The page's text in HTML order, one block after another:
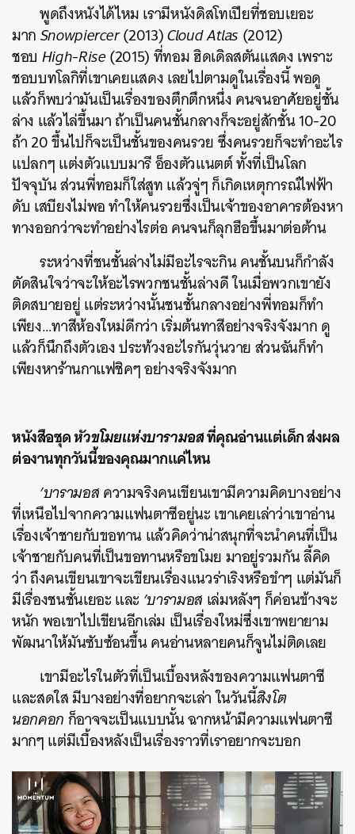
พูดถึงหนังได้ไหม เรามีหนังดิสโทเปียที่ชอบเยอะ
มากSnowpiercer(2013)Cloud Atlas (2012)
ชอบ High-Rise(2015) ที่ทอม ฮิดเดิลสตันแสดง เพราะ
ชอบบทโลกิที่เขาเคยแสดง เลยไปตามดูในเรื่องนี้ พอดู
แล้วก็พบว่ามันเป็นเรื่องของตึกตึกหนึ่ง คนจนอาศัยอยู่ชั้น
ล่าง แล้วไล่ขึ้นมา ถ้าเป็นคนชั้นกลางก็จะอยู่สักชั้น 10-20
ถ้า 20 ขึ้นไปก็จะเป็นชั้นของคนรวย ซึ่งคนรวยก็จะทำอะไร
แปลกๆ แต่งตัวแบบมารี อ็องตัวแนตต์ ทั้งที่เป็นโลก
ปัจจุบัน ส่วนพี่ทอมก็ใส่สูท แล้วจู่ๆ ก็เกิดเหตุการณ์ไฟฟ้า
ดับ เสบียงไม่พอ ทำให้คนรวยซึ่งเป็นเจ้าของอาคารต้องหา
ทางออกว่าจะทำอย่างไรต่อ คนจนก็ลุกฮือขึ้นมาต่อต้าน
ระหว่างที่ชนชั้นล่างไม่มีอะไรจะกิน คนชั้นบนก็กำลัง
ตัดสินใจว่าจะให้อะไรพวกชนชั้นล่างดี ในเมื่อพวกเขายัง
ติดสบายอยู่ แต่ระหว่างนั้นชนชั้นกลางอย่างพี่ทอมก็ทำ
เพียง…ทาสีห้องใหม่ดีกว่า เริ่มต้นทาสีอย่างจริงจังมาก ดู
แล้วก็นึกถึงตัวเอง ประท้วงอะไรกันวุ่นวาย ส่วนฉันก็ทำ
เพียงหาร้านกาแฟชิคๆ อย่างจริงจังมาก
หนังสือชุดหัวขโมยแห่งบารามอสที่คุณอ่านแต่เด็ก ส่งผล
ต่องานทุกวันนี้ของคุณมากแค่ไหน
’บารามอสความจริงคนเขียนเขามีความคิดบางอย่าง
ที่เหนือไปจากความแฟนตาซีอยู่นะ เขาเคยเล่าว่าเขาอ่าน
เรื่องเจ้าชายกับขอทาน แล้วคิดว่าน่าสนุกที่จะนำคนที่เป็น
เจ้าชายกับคนที่เป็นขอทานหรือขโมย มาอยู่รวมกัน ลี้คิด
ว่า ถึงคนเขียนเขาจะเขียนเรื่องแนวร่าเริงหรือขำๆ แต่มันก็
มีเรื่องชนชั้นเยอะ และ ’บารามอส เล่มหลังๆ ก็ค่อนข้างจะ
หนัก พอเขาไปเขียนอีกเล่ม เป็นเรื่องใหม่ซึ่งเขาพยายาม
พัฒนาให้มันซับซ้อนขึ้น คนอ่านหลายคนก็จูนไม่ติดเลย
เขามีอะไรในตัวที่เป็นเบื้องหลังของความแฟนตาซี
และสดใส มีบางอย่างที่อยากจะเล่า ในวันนี้สิงโต
นอกคอกก็อาจจะเป็นแบบนั้น ฉากหน้ามีความแฟนตาซี
มากๆ แต่มีเบื้องหลังเป็นเรื่องราวที่เราอยากจะบอก